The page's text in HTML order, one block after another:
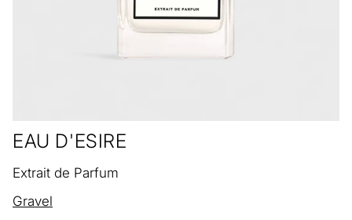
EAU D'ESIRE
Extrait de Parfum
Gravel